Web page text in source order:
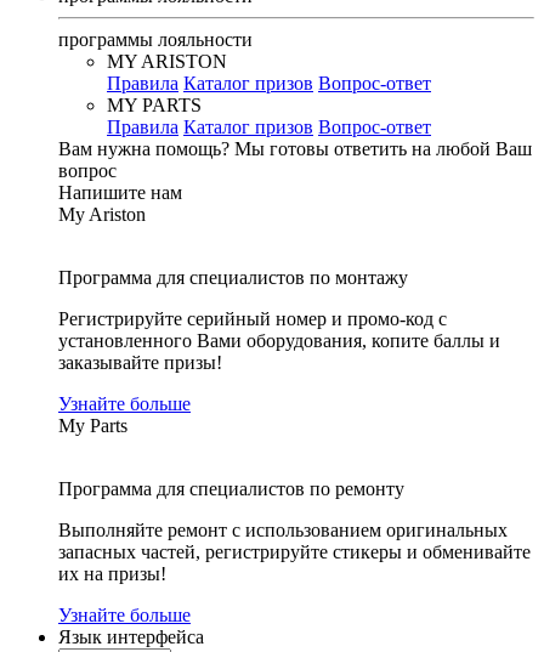
программы лояльности
MY ARISTON
Правила Каталог призов Вопрос-ответ
MY PARTS
Правила Каталог призов Вопрос-ответ
Вам нужна помощь? Мы готовы ответить на любой Ваш
вопрос
Напишите нам
My Ariston
Программа для специалистов по монтажу
Регистрируйте серийный номер и промо-код с
установленного Вами оборудования, копите баллы и
заказывайте призы!
Узнайте больше
My Parts
Программа для специалистов по ремонту
Выполняйте ремонт с использованием оригинальных
запасных частей, регистрируйте стикеры и обменивайте
их на призы!
Узнайте больше
Язык интерфейса